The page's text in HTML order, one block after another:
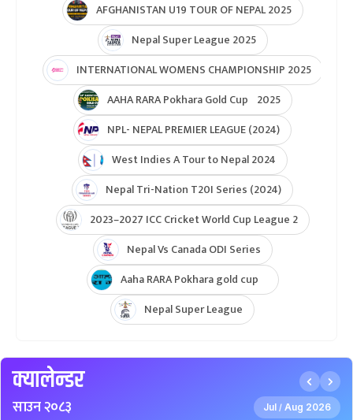
AFGHANISTAN U19 TOUR OF NEPAL 2025
Nepal Super League 2025
INTERNATIONAL WOMENS CHAMPIONSHIP 2025
AAHA RARA Pokhara Gold Cup 2025
NPL- NEPAL PREMIER LEAGUE (2024)
West Indies A Tour to Nepal 2024
Nepal Tri-Nation T20I Series (2024)
2023–2027 ICC Cricket World Cup League 2
Nepal Vs Canada ODI Series
Aaha RARA Pokhara gold cup
Nepal Super League
क्यालेन्डर
साउन २०८३ Jul / Aug 2026